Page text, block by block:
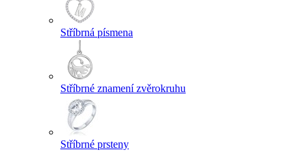
Stříbrná písmena
Stříbrné znamení zvěrokruhu
Stříbrné prsteny